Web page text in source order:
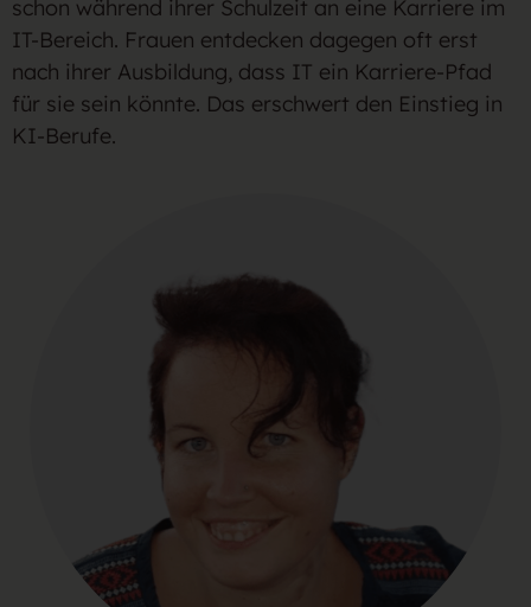
schon während ihrer Schulzeit an eine Karriere im
IT-Bereich. Frauen entdecken dagegen oft erst
nach ihrer Ausbildung, dass IT ein Karriere-Pfad
für sie sein könnte. Das erschwert den Einstieg in
KI-Berufe.